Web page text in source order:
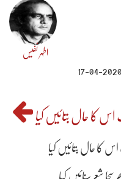
اطہر نفیس
17-04-2020
کا حال بتائیں کیا